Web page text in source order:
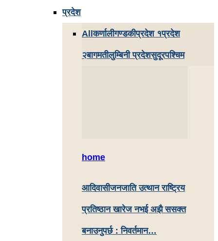
प्रदेश
Allकर्णालीगण्डकीप्रदेश १प्रदेश
२बागमतीलुम्बिनी प्रदेशसुदूरपश्चिम
home
आदिवासीजनजाति उत्थान राष्ट्रिय
प्रतिष्ठान खारेज नभई अझै ससक्त
बनाउनुपर्छ : निवर्तमान…